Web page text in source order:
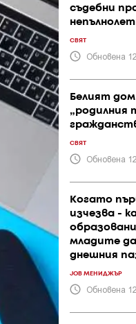
съдебни
СВЯТ
Обновена
Белият дом
„родилния
СВЯТ
Обновена
Когато
изчезва -
младите
днешния
JOB МЕНИДЖЪР
Обновена